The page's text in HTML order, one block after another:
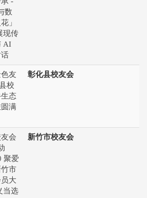
数
」
现传
AI
友
校
态
满
彰化县校友会
会
聚爱
市
大
当选
新竹市校友会